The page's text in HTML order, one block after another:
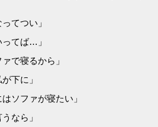
てつい」
てば…」
で寝るから」
下に」
ソファが寝たい」
なら」